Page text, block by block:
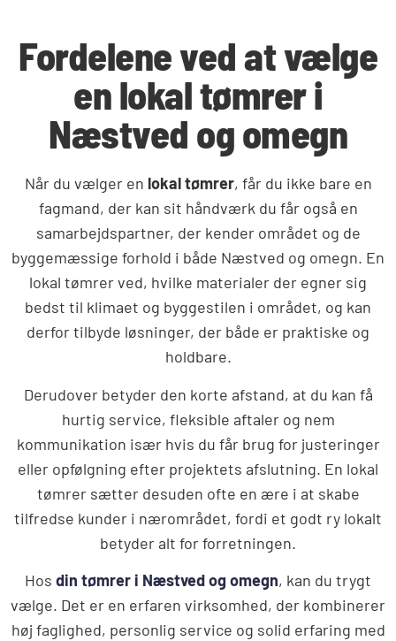
Fordelene ved at vælge
en lokal tømrer i
Næstved og omegn
Når du vælger en lokal tømrer, får du ikke bare en
fagmand, der kan sit håndværk du får også en
samarbejdspartner, der kender området og de
byggemæssige forhold i både Næstved og omegn. En
lokal tømrer ved, hvilke materialer der egner sig
bedst til klimaet og byggestilen i området, og kan
derfor tilbyde løsninger, der både er praktiske og
holdbare.
Derudover betyder den korte afstand, at du kan få
hurtig service, fleksible aftaler og nem
kommunikation især hvis du får brug for justeringer
eller opfølgning efter projektets afslutning. En lokal
tømrer sætter desuden ofte en ære i at skabe
tilfredse kunder i nærområdet, fordi et godt ry lokalt
betyder alt for forretningen.
Hos din tømrer i Næstved og omegn, kan du trygt
vælge. Det er en erfaren virksomhed, der kombinerer
høj faglighed, personlig service og solid erfaring med